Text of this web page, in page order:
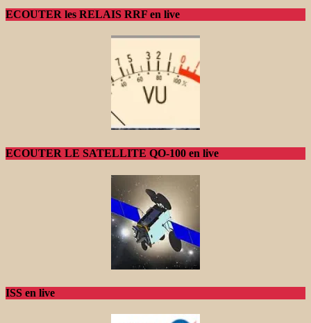
ECOUTER les RELAIS RRF en live
ECOUTER LE SATELLITE QO-100 en live
ISS en live